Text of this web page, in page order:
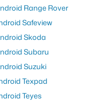
Range Rover
Safeview
Skoda
Subaru
Suzuki
Texpad
Teyes